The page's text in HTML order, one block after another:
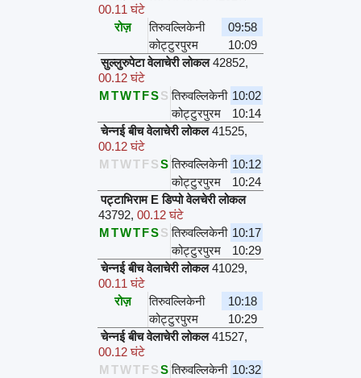
00.11 घंटे
रोज़
तिरुवल्लिकेनी
09:58
कोट्टुरपुरम
10:09
सुल्लुरुपेटा वेलाचेरी लोकल 42852,
00.12 घंटे
MTWTFSS तिरुवल्लिकेनी 10:02
कोट्टुरपुरम
10:14
चेन्नई बीच वेलाचेरी लोकल 41525,
00.12 घंटे
M TWTFSS तिरुवल्लिकेनी 10:12
कोट्टुरपुरम
10:24
पट्टाभिराम E डिप्पो वेलचेरी लोकल
43792,00.12 घंटे
MTWTFSS तिरुवल्लिकेनी 10:17
कोट्टुरपुरम
10:29
चेन्नई बीच वेलाचेरी लोकल 41029,
00.11 घंटे
रोज़
तिरुवल्लिकेनी
10:18
कोट्टुरपुरम
10:29
चेन्नई बीच वेलाचेरी लोकल 41527,
00.12 घंटे
M TWTFSS तिरुवल्लिकेनी 10:32